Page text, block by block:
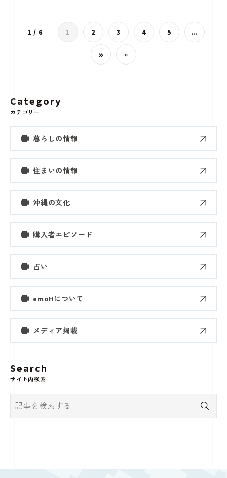
1 / 6 1 2 3 4 5 ...
» »
Category
カテゴリー
暮らしの情報
住まいの情報
沖縄の文化
購入者エピソード
占い
emoHについて
メディア掲載
Search
サイト内検索